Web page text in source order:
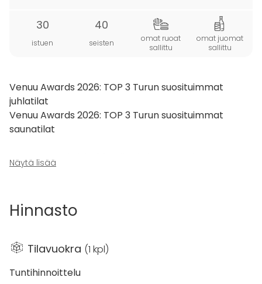
30
istuen
40
seisten
omat ruoat
sallittu
omat juomat
sallittu
Venuu Awards 2026: TOP 3 Turun suosituimmat
juhlatilat
Venuu Awards 2026: TOP 3 Turun suosituimmat
saunatilat
Hurmaava
5 kilometrin päässä Turun keskustasta.
pois kaupungin sykkeestä.
Päärakennuksen pohjakerroksessa sijaitsee
mielettömän upea n. 150 neliöinen
Avara yhtenäinen tila soveltuu mainiosti erilaisten
Näytä lisää
Hinnasto
Tilavuokra (1 kpl)
Tuntihinnoittelu